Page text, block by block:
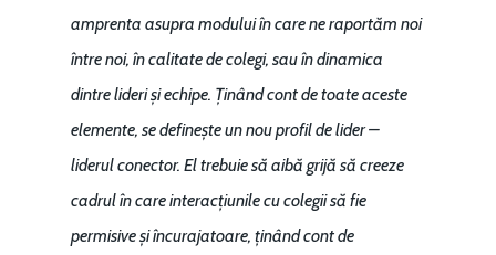
amprenta asupra modului în care ne raportăm noi
între noi, în calitate de colegi, sau în dinamica
dintre lideri și echipe. Ținând cont de toate aceste
elemente, se definește un nou profil de lider –
liderul conector. El trebuie să aibă grijă să creeze
cadrul în care interacțiunile cu colegii să fie
permisive și încurajatoare, ținând cont de